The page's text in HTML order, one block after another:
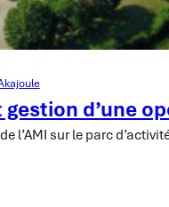
gestion d’une
l’AMI sur le parc